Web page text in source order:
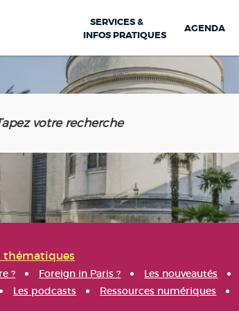
SERVICES &
INFOS PRATIQUES
AGENDA
thématiques
? Foreign in Paris ? Les nouveautés
Les podcasts Ressources numériques